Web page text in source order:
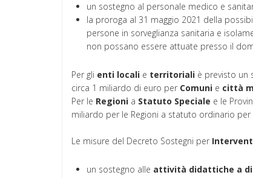
un sostegno al personale medico e
la proroga al 31 maggio 2021 della
persone in sorveglianza sanitaria e
non possano essere attuate presso il
Per gli enti locali e territoriali è previsto un
circa 1 miliardo di euro per Comuni e città
Per le Regioni a Statuto Speciale e le
miliardo per le Regioni a statuto ordinario
Le misure del Decreto Sostegni per
un sostegno alle attività didattiche a